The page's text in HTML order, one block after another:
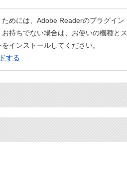
めには、Adobe Readerのプラグイン
お持ちでない場合は、お使いの機種とス
インストールしてください。
する